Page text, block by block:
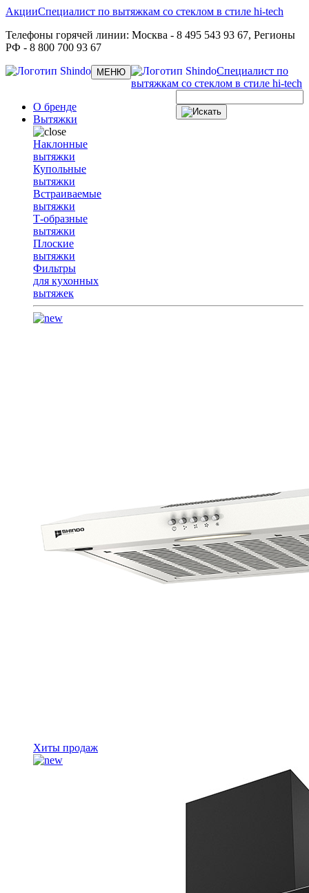
Акции
Телефоны горячей линии: Москва - 8 495 543 93 67, Регионы
РФ - 8 800 700 93 67
Специалист по вытяжкам со стеклом в стиле hi-tech
Toggle
navigation
МЕНЮ
Специалист по
вытяжкам со стеклом в стиле hi-tech
О бренде
Вытяжки
Наклонные
вытяжки
Купольные
вытяжки
Встраиваемые
вытяжки
Т-образные
вытяжки
Плоские
вытяжки
Фильтры
для кухонных
вытяжек
Хиты продаж